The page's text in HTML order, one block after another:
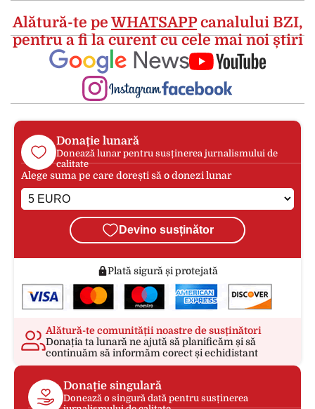
Alătură-te peWHATSAPPcanalului BZI,
pentru a fi la curent cu cele mai noi știri
Donație lunară
Donează lunar pentru susținerea jurnalismului de
calitate
Alege suma pe care dorești să o donezi lunar
Devino susținător
Plată sigură și protejată
Alătură-te comunității noastre de susținători
Donația ta lunară ne ajută să planificăm și să
continuăm să informăm corect și echidistant
Donație singulară
Donează o singură dată pentru susținerea